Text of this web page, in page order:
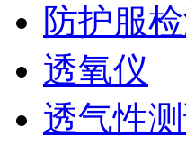
防护服
透氧仪
透气性